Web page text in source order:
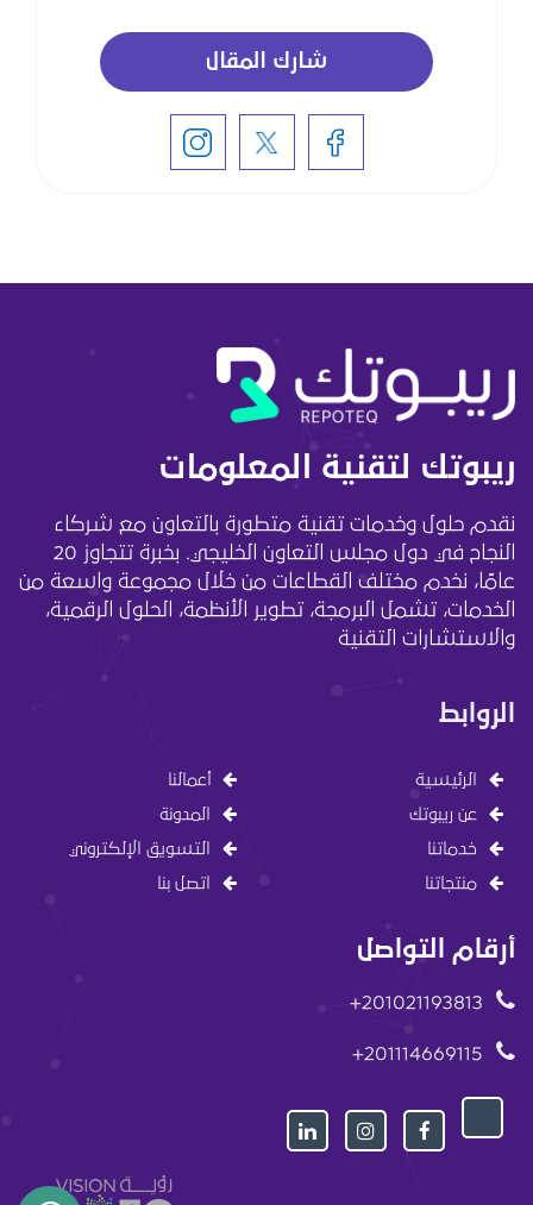
شارك المقال
ريبوتك لتقنية المعلومات
نقدم حلول وخدمات تقنية متطورة بالتعاون مع شركاء
النجاح في دول مجلس التعاون الخليجي. بخبرة تتجاوز 20
عامًا، نخدم مختلف القطاعات من خلال مجموعة واسعة من
الخدمات، تشمل البرمجة، تطوير الأنظمة، الحلول الرقمية،
والاستشارات التقنية
الروابط
الرئيسية
عن ريبوتك
خدماتنا
منتجاتنا
أعمالنا
المدونة
التسويق الإلكتروني
اتصل بنا
أرقام التواصل
201021193813+
201114669115+